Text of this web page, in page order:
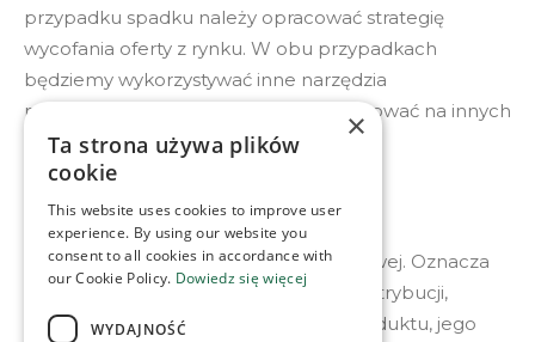
przypadku spadku należy opracować strategię
wycofania oferty z rynku. W obu przypadkach
będziemy wykorzystywać inne narzędzia
marketingowe, a także będziemy pracować na innych
budżetach.
Tworzenie oferty rynkowej
Kolejny etap to tworzenie oferty rynkowej. Oznacza
to, iż powinniśmy wyznaczyć kanały dystrybucji,
podjąć decyzje dotyczące wyglądu produktu, jego
×
Ta strona używa plików
cookie
This website uses cookies to improve user
experience. By using our website you
consent to all cookies in accordance with
our Cookie Policy. Dowiedz się więcej
WYDAJNOŚĆ